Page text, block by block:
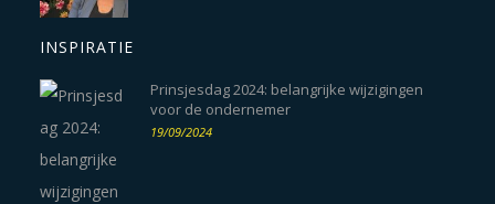
INSPIRATIE
Prinsjesdag 2024: belangrijke wijzigingen
voor de ondernemer
19/09/2024